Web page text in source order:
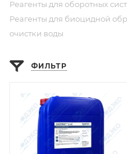
Реагенты для оборотных
Реагенты для биоцидной
очистки воды
ФИЛЬТР